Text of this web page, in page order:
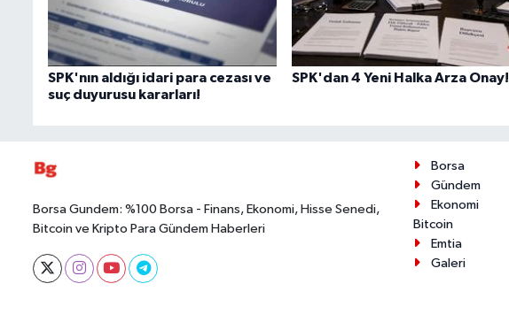
SPK'nın aldığı idari para cezası ve
suç duyurusu kararları!
SPK'dan 4 Yeni Halka Arza Onay!
Borsa Gundem: %100 Borsa - Finans, Ekonomi, Hisse Senedi,
Bitcoin ve Kripto Para Gündem Haberleri
Borsa
Gündem
Ekonomi
Bitcoin
Emtia
Galeri